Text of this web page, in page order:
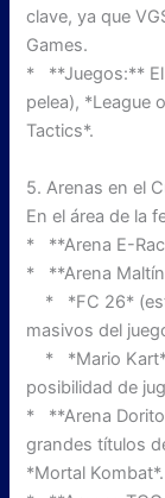
clave, ya que
Games.
* **Juegos:** El
pelea), *League
Tactics*.
5. Arenas en el
En el área de la
* **Arena E-
* **Arena
* *FC 26*
masivos del
* *Mario Kart*
posibilidad de
* **Arena
grandes títulos
*Mortal Kombat*.